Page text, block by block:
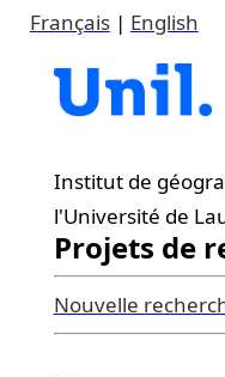
Français| English
Institut de
l'Université de
Projets de
Nouvelle